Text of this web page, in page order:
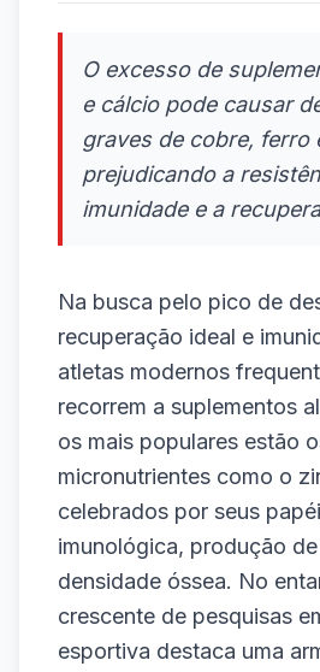
O excesso de
e cálcio pode causar
graves de cobre, ferro
prejudicando a
imunidade e a
Na busca pelo pico de
recuperação ideal e
atletas modernos
recorrem a suplementos
os mais populares estão
micronutrientes como o
celebrados por seus
imunológica, produção
densidade óssea. No
crescente de pesquisas
esportiva destaca uma